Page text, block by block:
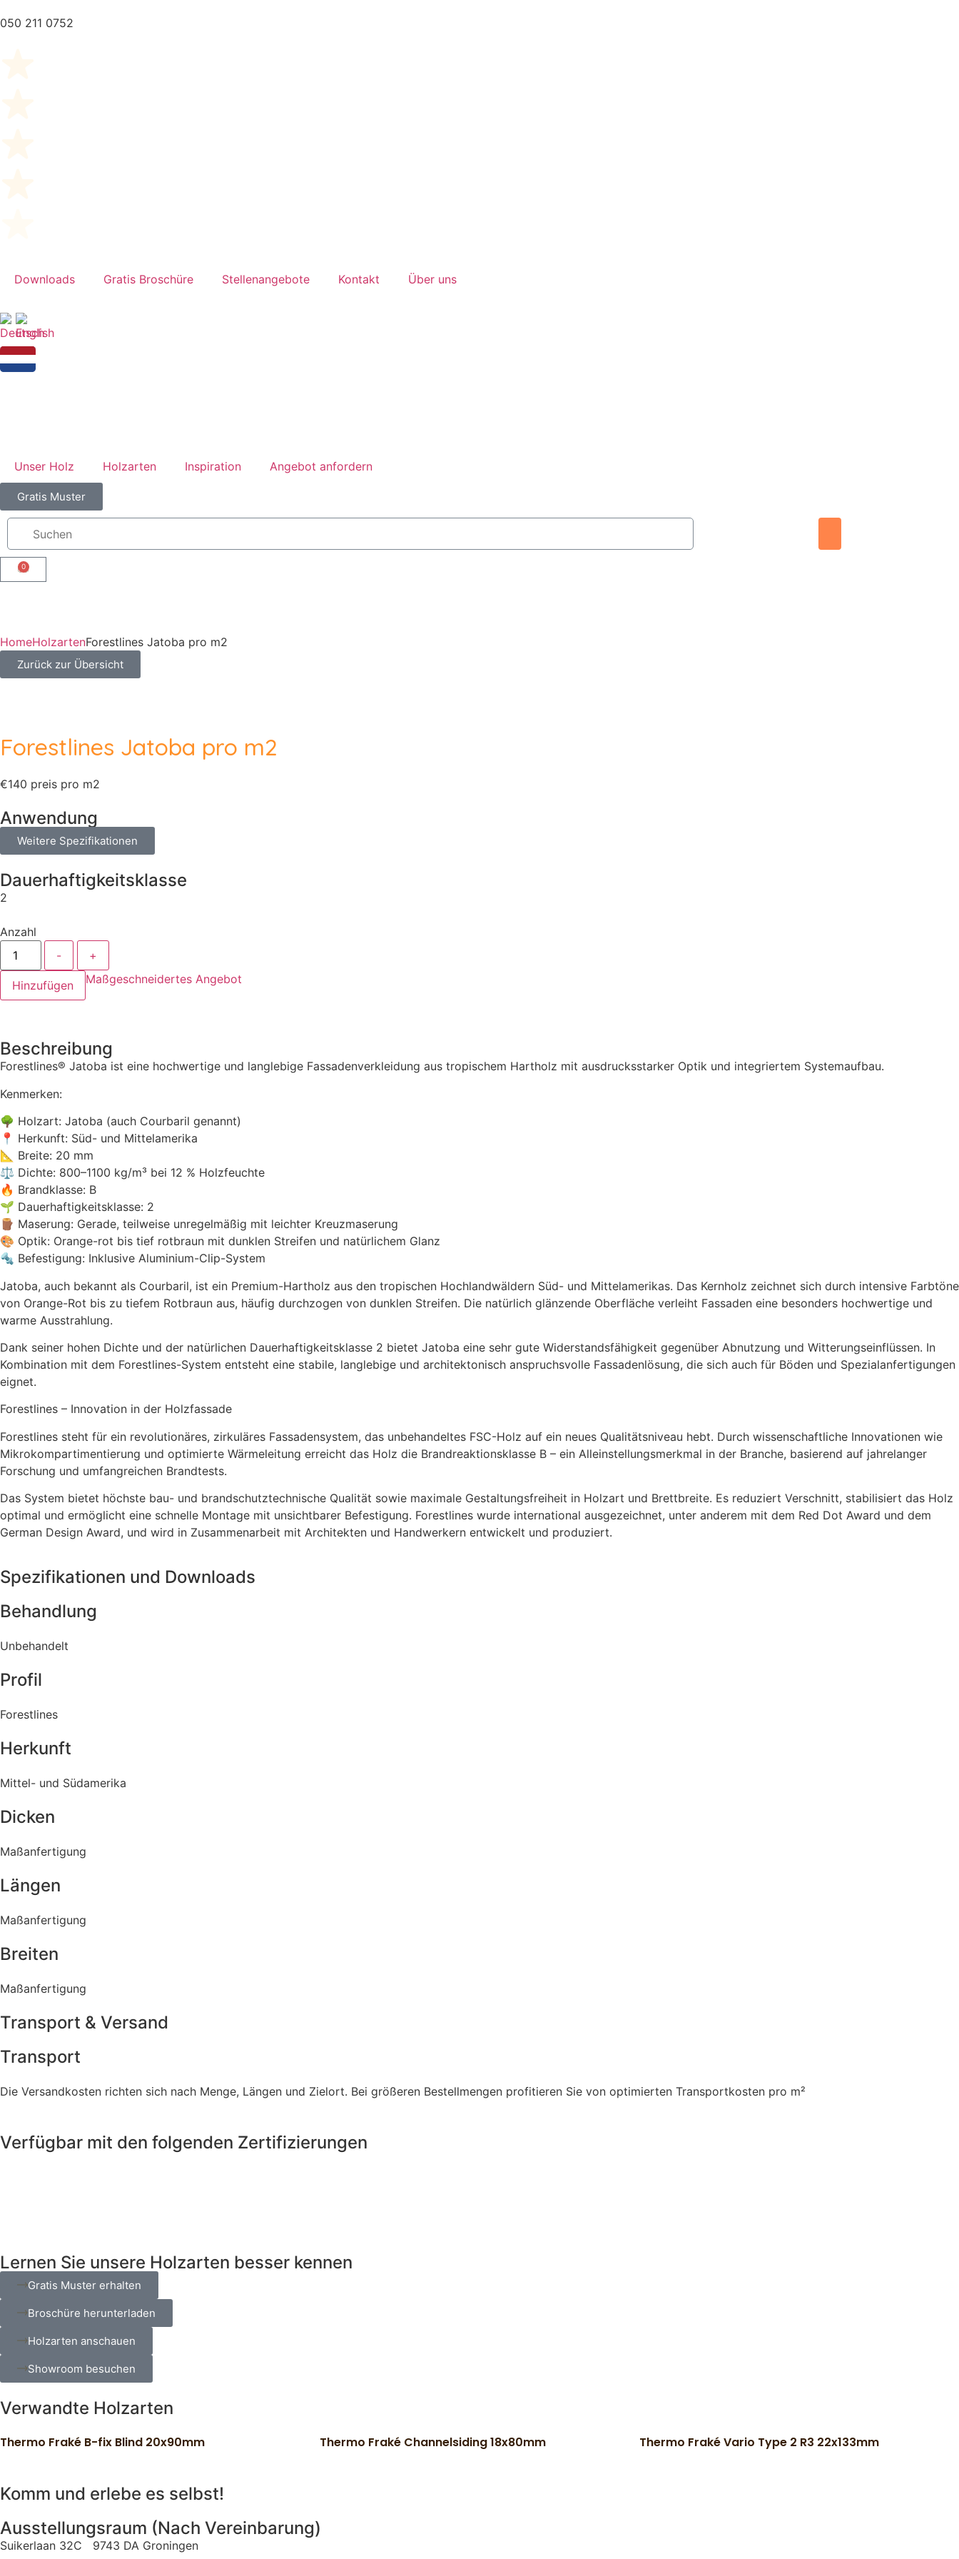
050 211 0752
Downloads Gratis Broschüre Stellenangebote Kontakt Über uns
Unser Holz Holzarten Inspiration Angebot anfordern
Gratis Muster
0
HomeHolzartenForestlines Jatoba pro m2
Zurück zur Übersicht
Forestlines Jatoba pro m2
€140 preis pro m2
Anwendung
Weitere Spezifikationen
Dauerhaftigkeitsklasse
2
Anzahl
-
+
Hinzufügen Maßgeschneidertes Angebot
Beschreibung
Forestlines® Jatoba ist eine hochwertige und langlebige Fassadenverkleidung aus tropischem Hartholz mit ausdrucksstarker Optik und integriertem Systemaufbau.
Kenmerken:
🌳 Holzart: Jatoba (auch Courbaril genannt)
📍 Herkunft: Süd- und Mittelamerika
📐 Breite: 20 mm
⚖️ Dichte: 800–1100 kg/m³ bei 12 % Holzfeuchte
🔥 Brandklasse: B
🌱 Dauerhaftigkeitsklasse: 2
🪵 Maserung: Gerade, teilweise unregelmäßig mit leichter Kreuzmaserung
🎨 Optik: Orange-rot bis tief rotbraun mit dunklen Streifen und natürlichem Glanz
🔩 Befestigung: Inklusive Aluminium-Clip-System
Jatoba, auch bekannt als Courbaril, ist ein Premium-Hartholz aus den tropischen Hochlandwäldern Süd- und Mittelamerikas. Das Kernholz zeichnet sich durch intensive Farbtöne
von Orange-Rot bis zu tiefem Rotbraun aus, häufig durchzogen von dunklen Streifen. Die natürlich glänzende Oberfläche verleiht Fassaden eine besonders hochwertige und
warme Ausstrahlung.
Dank seiner hohen Dichte und der natürlichen Dauerhaftigkeitsklasse 2 bietet Jatoba eine sehr gute Widerstandsfähigkeit gegenüber Abnutzung und Witterungseinflüssen. In
Kombination mit dem Forestlines-System entsteht eine stabile, langlebige und architektonisch anspruchsvolle Fassadenlösung, die sich auch für Böden und Spezialanfertigungen
eignet.
Forestlines – Innovation in der Holzfassade
Forestlines steht für ein revolutionäres, zirkuläres Fassadensystem, das unbehandeltes FSC-Holz auf ein neues Qualitätsniveau hebt. Durch wissenschaftliche Innovationen wie
Mikrokompartimentierung und optimierte Wärmeleitung erreicht das Holz die Brandreaktionsklasse B – ein Alleinstellungsmerkmal in der Branche, basierend auf jahrelanger
Forschung und umfangreichen Brandtests.
Das System bietet höchste bau- und brandschutztechnische Qualität sowie maximale Gestaltungsfreiheit in Holzart und Brettbreite. Es reduziert Verschnitt, stabilisiert das Holz
optimal und ermöglicht eine schnelle Montage mit unsichtbarer Befestigung. Forestlines wurde international ausgezeichnet, unter anderem mit dem Red Dot Award und dem
German Design Award, und wird in Zusammenarbeit mit Architekten und Handwerkern entwickelt und produziert.
Spezifikationen und Downloads
Behandlung
Unbehandelt
Profil
Forestlines
Herkunft
Mittel- und Südamerika
Dicken
Maßanfertigung
Längen
Maßanfertigung
Breiten
Maßanfertigung
Transport & Versand
Transport
Die Versandkosten richten sich nach Menge, Längen und Zielort. Bei größeren Bestellmengen profitieren Sie von optimierten Transportkosten pro m²
Verfügbar mit den folgenden Zertifizierungen
Lernen Sie unsere Holzarten besser kennen
Gratis Muster erhalten
Broschüre herunterladen
Holzarten anschauen
Showroom besuchen
Verwandte Holzarten
Thermo Fraké B-fix Blind 20x90mm Thermo Fraké Channelsiding 18x80mm Thermo Fraké Vario Type 2 R3 22x133mm
Komm und erlebe es selbst!
Ausstellungsraum (Nach Vereinbarung)
Suikerlaan 32C 9743 DA Groningen